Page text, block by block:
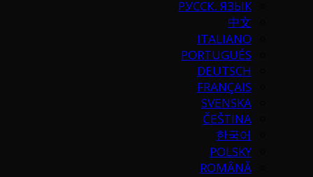
РУССК. ЯЗЫК
中文
ITALIANO
PORTUGUÉS
DEUTSCH
FRANÇAIS
SVENSKA
ČEŠTINA
한국어
POLSKY
ROMÂNĂ